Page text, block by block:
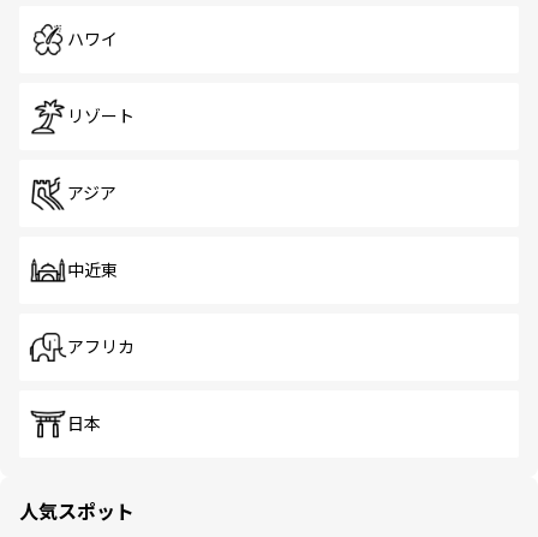
ハワイ
リゾート
アジア
中近東
アフリカ
日本
人気スポット